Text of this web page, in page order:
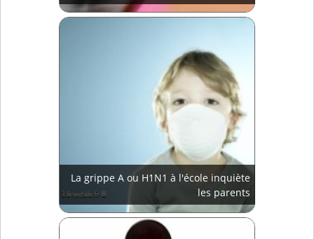
La grippe A ou H1N1 à l'école inquiète
les parents